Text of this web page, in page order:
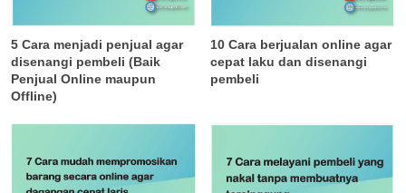
5 Cara menjadi penjual agar
disenangi pembeli (Baik
Penjual Online maupun
Offline)
10 Cara berjualan online agar
cepat laku dan disenangi
pembeli